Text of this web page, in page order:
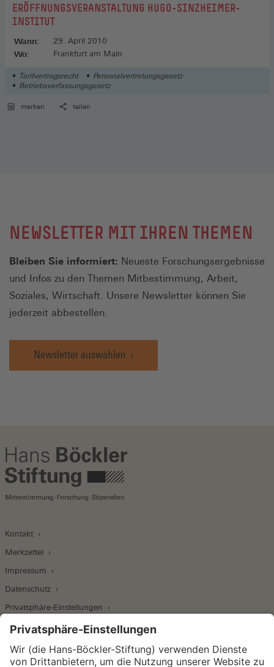
:ERÖFFNUNGSVERANSTALTUNG HUGO-SINZHEIMER-
INSTITUT
Wann: 29. April 2010
Wo: Frankfurt am Main
Tarifvertragsrecht
Personalvertretungsgesetz
Betriebsverfassungsgesetz
merken teilen
NEWSLETTER MIT IHREN THEMEN
Bleiben Sie informiert: Neueste Forschungsergebnisse
und Infos zu den Themen Mitbestimmung, Arbeit,
Soziales, Wirtschaft. Unsere Newsletter können Sie
jederzeit abbestellen.
Newsletter auswählen
Kontakt
Merkzettel
Impressum
Datenschutz
Privatsphäre-Einstellungen
Wirtschafts- und Sozialwissenschaftliches Institut